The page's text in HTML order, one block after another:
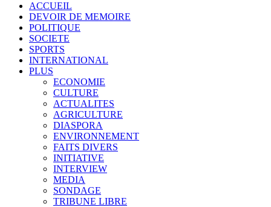
ACCUEIL
DEVOIR DE MEMOIRE
POLITIQUE
SOCIETE
SPORTS
INTERNATIONAL
PLUS
ECONOMIE
CULTURE
ACTUALITES
AGRICULTURE
DIASPORA
ENVIRONNEMENT
FAITS DIVERS
INITIATIVE
INTERVIEW
MEDIA
SONDAGE
TRIBUNE LIBRE